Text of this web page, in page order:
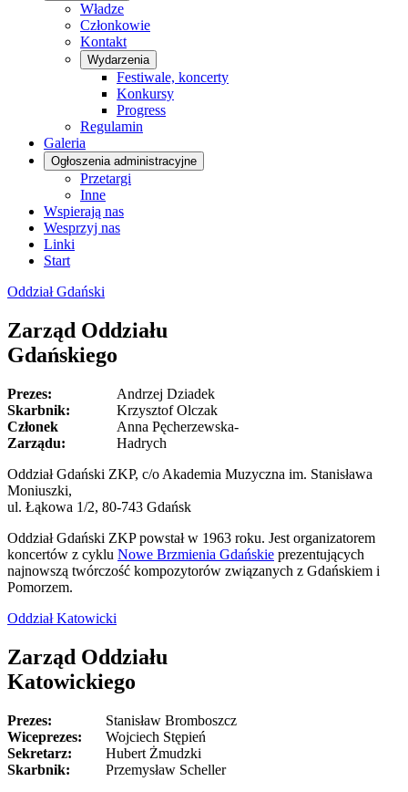
Władze
Członkowie
Kontakt
Wydarzenia
Festiwale, koncerty
Konkursy
Progress
Regulamin
Galeria
Ogłoszenia administracyjne
Przetargi
Inne
Wspierają nas
Wesprzyj nas
Linki
Start
Oddział Gdański
Zarząd Oddziału
Gdańskiego
Prezes:
Andrzej Dziadek
Skarbnik:
Krzysztof Olczak
Członek
Zarządu:
Anna Pęcherzewska-
Hadrych
Oddział Gdański ZKP, c/o Akademia Muzyczna im. Stanisława
Moniuszki,
ul. Łąkowa 1/2, 80-743 Gdańsk
Oddział Gdański ZKP powstał w 1963 roku. Jest organizatorem
koncertów z cyklu Nowe Brzmienia Gdańskie prezentujących
najnowszą twórczość kompozytorów związanych z Gdańskiem i
Pomorzem.
Oddział Katowicki
Zarząd Oddziału
Katowickiego
Prezes:
Stanisław Bromboszcz
Wiceprezes:
Wojciech Stępień
Sekretarz:
Hubert Żmudzki
Skarbnik:
Przemysław Scheller